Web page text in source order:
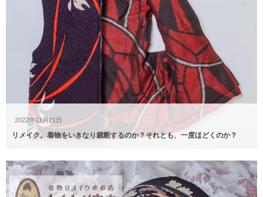
2022年11月21日
リメイク。着物をいきなり裁断するのか？それとも、一度ほどくのか？